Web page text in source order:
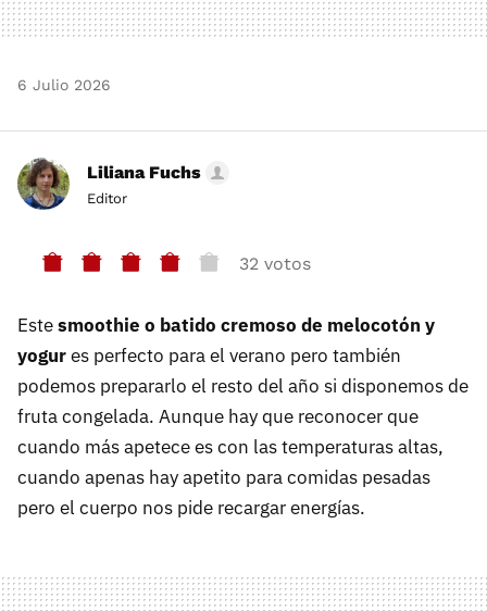
6 Julio 2026
Liliana Fuchs
Editor
32 votos
Estesmoothie o batido cremoso de melocotón y
yogures perfecto para el verano pero también
podemos prepararlo el resto del año si disponemos de
fruta congelada. Aunque hay que reconocer que
cuando más apetece es con las temperaturas altas,
cuando apenas hay apetito para comidas pesadas
pero el cuerpo nos pide recargar energías.